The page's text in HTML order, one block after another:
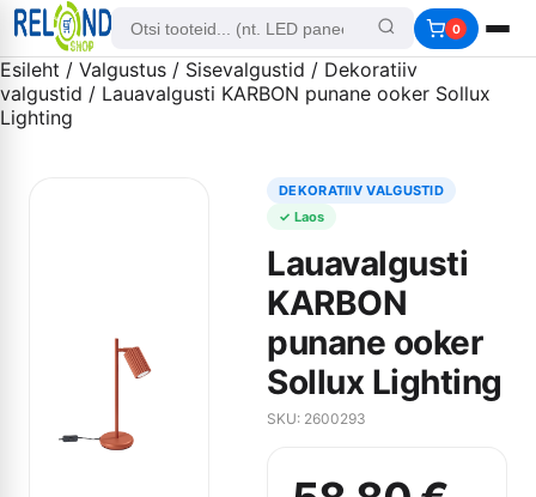
0
Esileht / Valgustus / Sisevalgustid / Dekoratiiv
valgustid / Lauavalgusti KARBON punane ooker Sollux
Lighting
DEKORATIIV VALGUSTID
✓ Laos
Lauavalgusti
KARBON
punane ooker
Sollux Lighting
SKU: 2600293